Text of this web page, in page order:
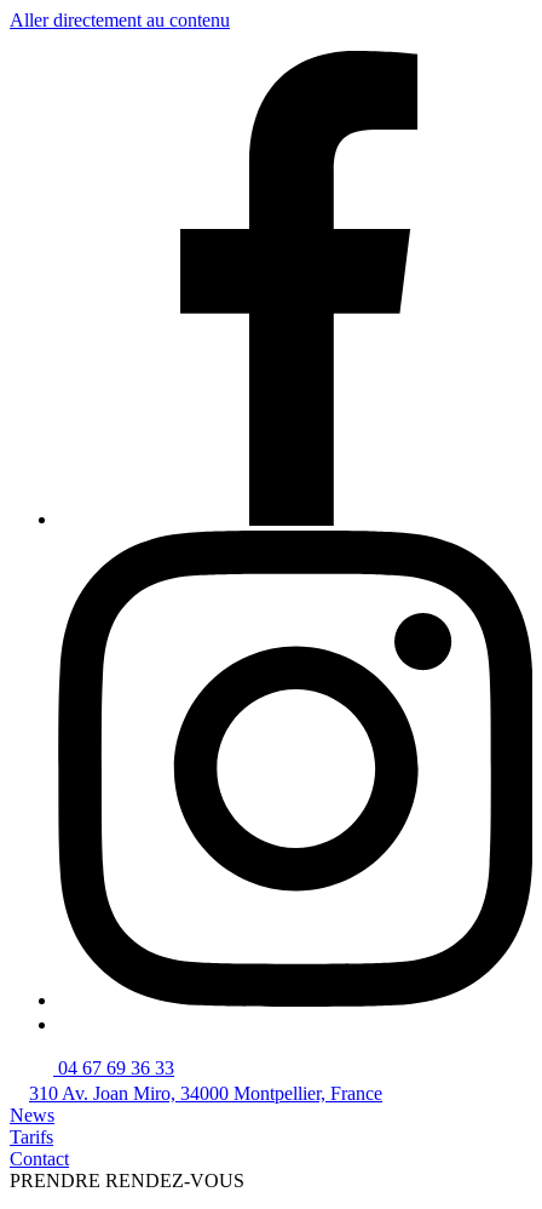
Aller directement au contenu
04 67 69 36 33
310 Av. Joan Miro, 34000 Montpellier, France
News
Tarifs
Contact
PRENDRE RENDEZ-VOUS